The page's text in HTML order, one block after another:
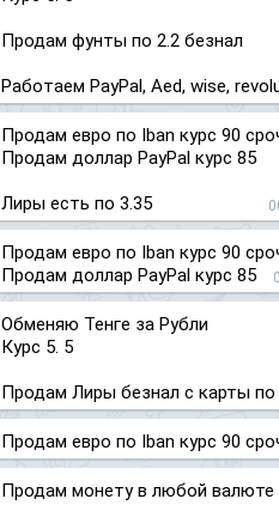
Продам фунты по 2.2 безнал
Работаем PayPal, Aed, wise,
Продам евро по Iban курс 90
Продам доллар PayPal курс 85
Лиры есть по 3.35
Продам евро по Iban курс 90
Продам доллар PayPal курс 85
Обменяю Тенге за Рубли
Курс 5. 5
Продам Лиры безнал с карты по
Продам евро по Iban курс 90
Продам монету в любой валюте